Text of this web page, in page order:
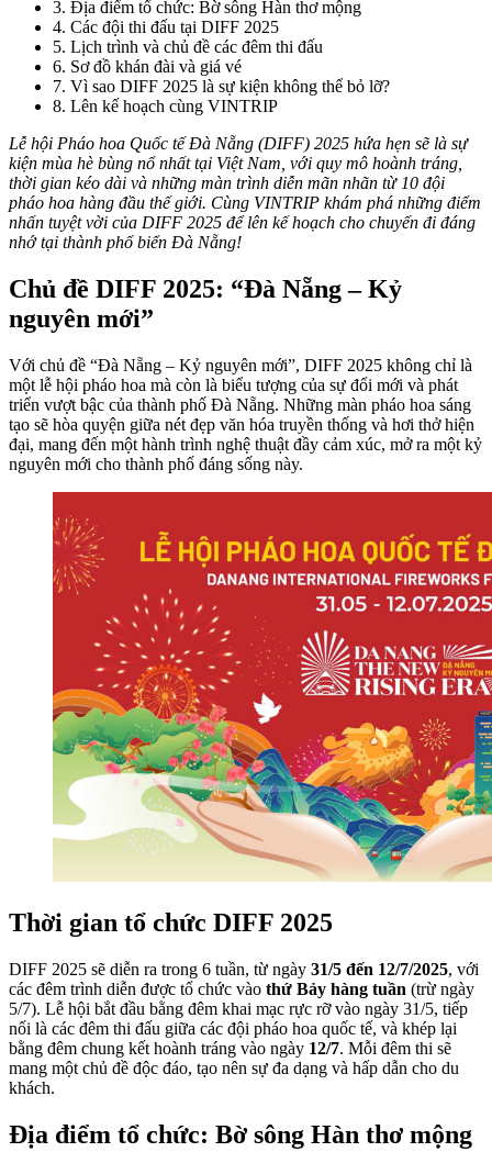
3. Địa điểm tổ chức: Bờ sông Hàn thơ mộng
4. Các đội thi đấu tại DIFF 2025
5. Lịch trình và chủ đề các đêm thi đấu
6. Sơ đồ khán đài và giá vé
7. Vì sao DIFF 2025 là sự kiện không thể bỏ lỡ?
8. Lên kế hoạch cùng VINTRIP
Lễ hội Pháo hoa Quốc tế Đà Nẵng (DIFF) 2025 hứa hẹn sẽ là sự
kiện mùa hè bùng nổ nhất tại Việt Nam, với quy mô hoành tráng,
thời gian kéo dài và những màn trình diễn mãn nhãn từ 10 đội
pháo hoa hàng đầu thế giới. Cùng VINTRIP khám phá những điểm
nhấn tuyệt vời của DIFF 2025 để lên kế hoạch cho chuyến đi đáng
nhớ tại thành phố biển Đà Nẵng!
Chủ đề DIFF 2025: “Đà Nẵng – Kỷ
nguyên mới”
Với chủ đề “Đà Nẵng – Kỷ nguyên mới”, DIFF 2025 không chỉ là
một lễ hội pháo hoa mà còn là biểu tượng của sự đổi mới và phát
triển vượt bậc của thành phố Đà Nẵng. Những màn pháo hoa sáng
tạo sẽ hòa quyện giữa nét đẹp văn hóa truyền thống và hơi thở hiện
đại, mang đến một hành trình nghệ thuật đầy cảm xúc, mở ra một kỷ
nguyên mới cho thành phố đáng sống này.
Thời gian tổ chức DIFF 2025
DIFF 2025 sẽ diễn ra trong 6 tuần, từ ngày 31/5 đến 12/7/2025, với
các đêm trình diễn được tổ chức vào thứ Bảy hàng tuần (trừ ngày
5/7). Lễ hội bắt đầu bằng đêm khai mạc rực rỡ vào ngày 31/5, tiếp
nối là các đêm thi đấu giữa các đội pháo hoa quốc tế, và khép lại
bằng đêm chung kết hoành tráng vào ngày 12/7. Mỗi đêm thi sẽ
mang một chủ đề độc đáo, tạo nên sự đa dạng và hấp dẫn cho du
khách.
Địa điểm tổ chức: Bờ sông Hàn thơ mộng